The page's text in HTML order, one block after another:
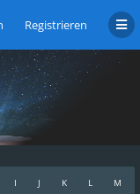
Registrieren
I J K L M